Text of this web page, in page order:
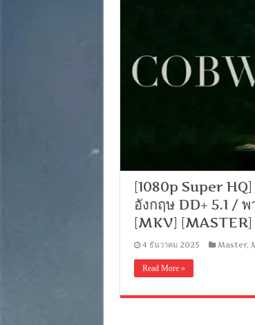
[1080p Super
อังกฤษ DD+ 5.1 /
[MKV] [MASTER]
4 ธันวาคม 2025 Master,
Read More »